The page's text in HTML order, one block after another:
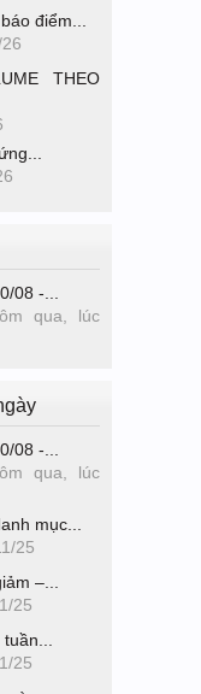
điểm...
THEO
08 -...
qua, lúc
08 -...
qua, lúc
mục...
25
–...
25
25